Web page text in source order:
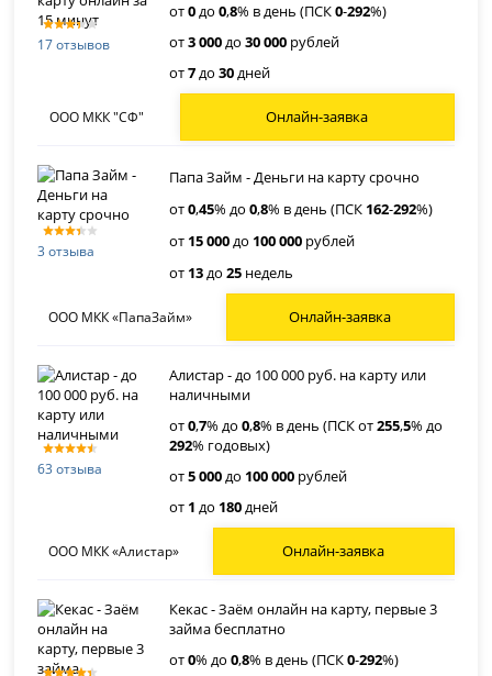
17 отзывов
от0до0,8% в день (ПСК0-292%)
от3 000до30 000 рублей
от7до30дней
ООО МКК "СФ" Онлайн-заявка
3 отзыва
Папа Займ - Деньги на карту срочно
от0,45% до0,8% в день (ПСК 162-292%)
от 15 000до 100 000 рублей
от 13до25 недель
ООО МКК «ПапаЗайм» Онлайн-заявка
63 отзыва
Алистар - до 100 000 руб. на карту или
наличными
от0,7% до0,8% в день (ПСК от255,5% до
292% годовых)
от5 000до 100 000 рублей
от 1 до 180дней
ООО МКК «Алистар» Онлайн-заявка
Кекас - Заём онлайн на карту, первые 3
займа бесплатно
от0% до0,8% в день (ПСК0-292%)